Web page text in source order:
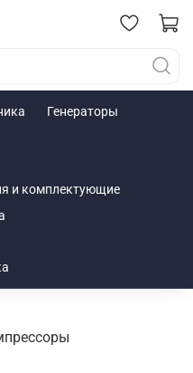
Генераторы
и комплектующие